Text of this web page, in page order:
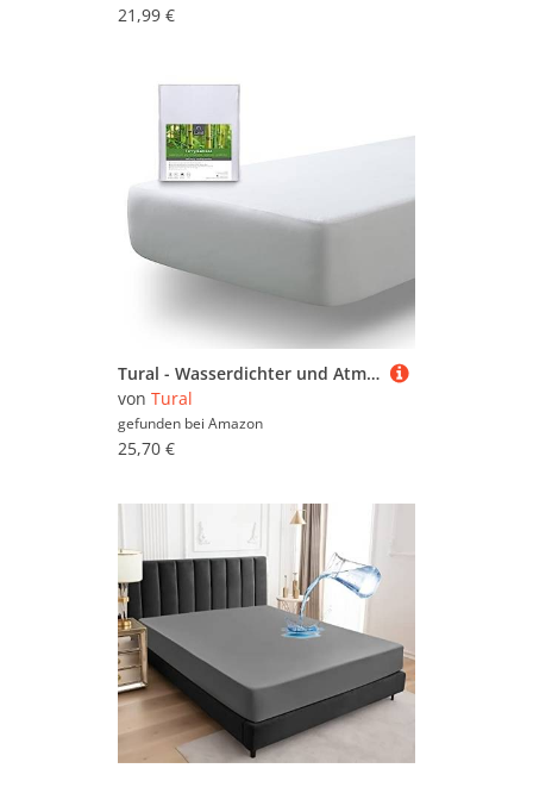
21,99 €
Tural - Wasserdichter und Atmungsaktiver Matratzenauflage. Matratzenbezug aus Frottee, 100% Bambus. Größe 200x190/200cm - Matratzenschoner
von Tural
gefunden bei Amazon
25,70 €